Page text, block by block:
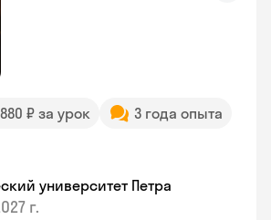
₽ за урок
3 года опыта
университет Петра
г.